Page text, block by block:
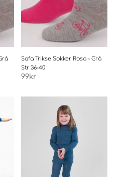
Safa Trikse Sokker Rosa – Grå
Str 36-40
99kr